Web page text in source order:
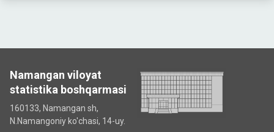
Namangan viloyat
statistika boshqarmasi
160133, Namangan sh,
N.Namangoniy ko'chasi, 14-uy.